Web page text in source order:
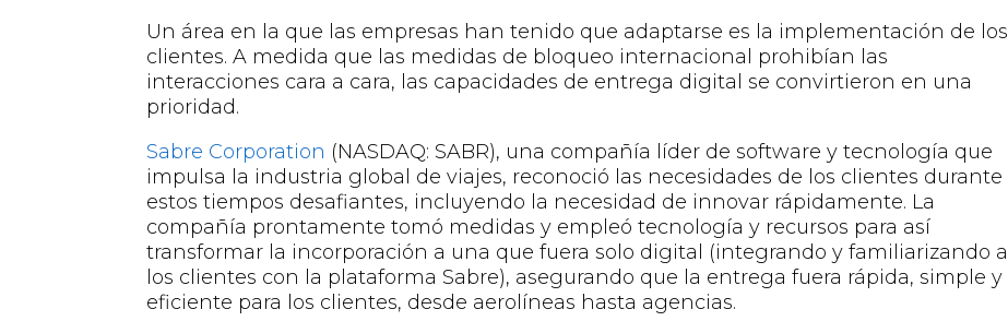
Un área en la que las empresas han tenido que adaptarse es la implementación de los
clientes. A medida que las medidas de bloqueo internacional prohibían las
interacciones cara a cara, las capacidades de entrega digital se convirtieron en una
prioridad.
Sabre Corporation (NASDAQ: SABR), una compañía líder de software y tecnología que
impulsa la industria global de viajes, reconoció las necesidades de los clientes durante
estos tiempos desafiantes, incluyendo la necesidad de innovar rápidamente. La
compañía prontamente tomó medidas y empleó tecnología y recursos para así
transformar la incorporación a una que fuera solo digital (integrando y familiarizando a
los clientes con la plataforma Sabre), asegurando que la entrega fuera rápida, simple y
eficiente para los clientes, desde aerolíneas hasta agencias.